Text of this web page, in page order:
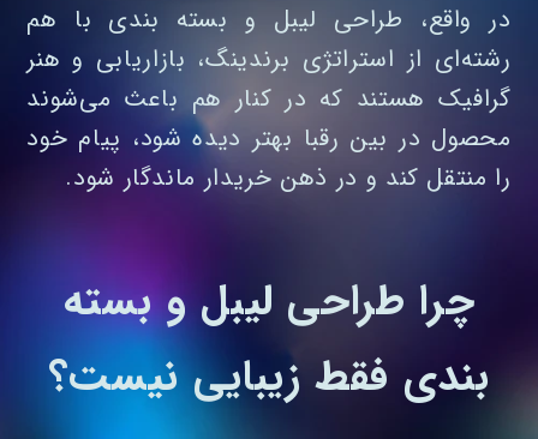
در واقع، طراحی لیبل و بسته بندی با هم
رشته‌ای از استراتژی برندینگ، بازاریابی و هنر
گرافیک هستند که در کنار هم باعث می‌شوند
محصول در بین رقبا بهتر دیده شود، پیام خود
را منتقل کند و در ذهن خریدار ماندگار شود.
چرا طراحی لیبل و بسته
بندی فقط زیبایی نیست؟